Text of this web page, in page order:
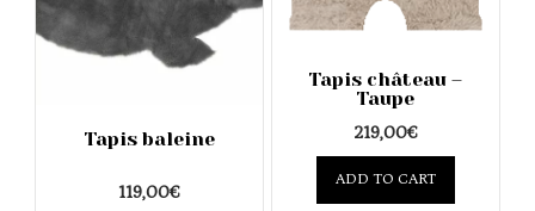
Tapis baleine
119,00€
Tapis château –
Taupe
219,00€
ADD TO CART